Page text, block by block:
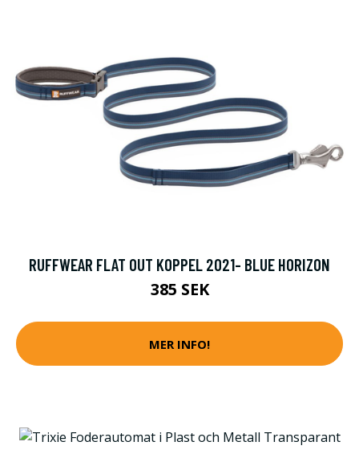
RUFFWEAR FLAT OUT KOPPEL 2021- BLUE HORIZON
385 SEK
MER INFO!